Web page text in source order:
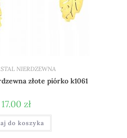
STAL NIERDZEWNA
złote piórko k1061
17.00 zł
do koszyka